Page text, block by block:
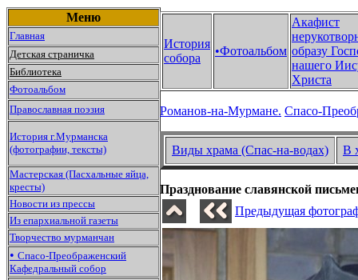
Меню
Главная
Детская страничка
Библиотека
Фотоальбом
Православная поэзия
История г.Мурманска
(фотографии, тексты)
Мастерская (Пасхальные яйца,
кресты)
Новости из прессы
Из епархиальной газеты
Творчество мурманчан
• Спасо-Преображенский
Кафедральный собор
История
собора
•Фотоальбом
Акафист
образу
нашего
Христа
Романов-на-Мурмане. Спасо-
Виды храма (Спас-на-водах) В
Празднование славянской
Предыдущая